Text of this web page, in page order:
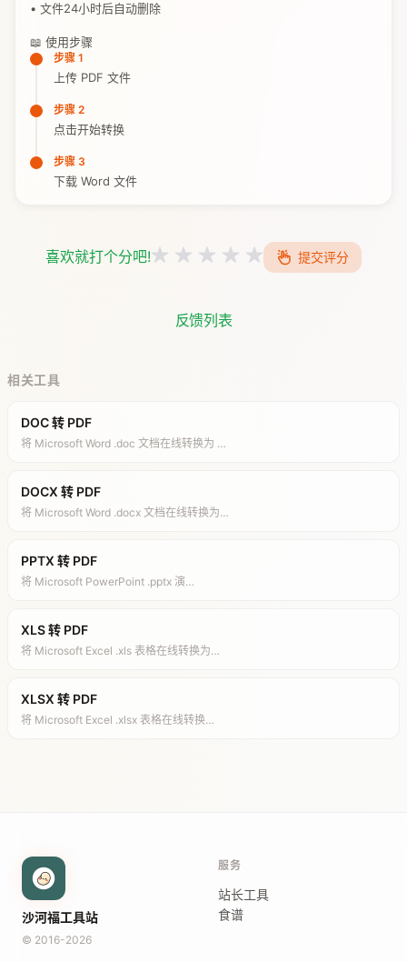
• 文件24小时后自动删除
📖 使用步骤
步骤 1
上传 PDF 文件
步骤 2
点击开始转换
步骤 3
下载 Word 文件
喜欢就打个分吧! 提交评分
反馈列表
相关工具
DOC 转 PDF
将 Microsoft Word .doc 文档在线转换为 …
DOCX 转 PDF
将 Microsoft Word .docx 文档在线转换为…
PPTX 转 PDF
将 Microsoft PowerPoint .pptx 演…
XLS 转 PDF
将 Microsoft Excel .xls 表格在线转换为…
XLSX 转 PDF
将 Microsoft Excel .xlsx 表格在线转换…
沙河福工具站
© 2016-2026
服务
站长工具
食谱